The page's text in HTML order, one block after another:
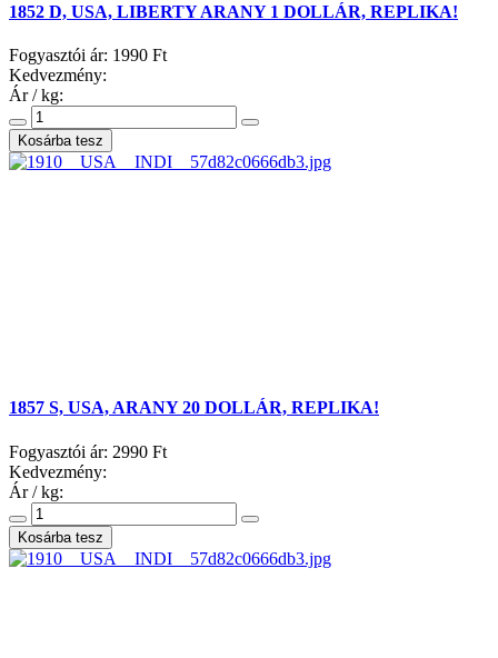
1852 D, USA, LIBERTY ARANY 1 DOLLÁR, REPLIKA!
Fogyasztói ár: 1990 Ft
Kedvezmény:
Ár / kg:
1857 S, USA, ARANY 20 DOLLÁR, REPLIKA!
Fogyasztói ár: 2990 Ft
Kedvezmény:
Ár / kg: